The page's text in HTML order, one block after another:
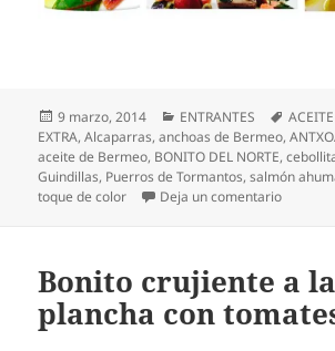
Publicado
el
9 marzo, 2014 Categorías
ENTRANTES
EXTRA,Alcaparras,anchoas de Bermeo,
aceite de Bermeo, BONITO DEL NORTE,
Guindillas, Puerros de Tormantos,salmón
toque de color
Deja un comentarioen
Bonito crujiente a la
plancha con